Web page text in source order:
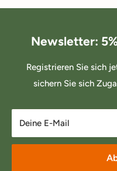
Newsletter:
Registrieren Sie sich
sichern Sie sich
Deine E-Mail